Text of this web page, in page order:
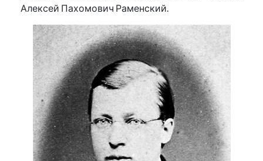
Алексей Пахомович Раменский.